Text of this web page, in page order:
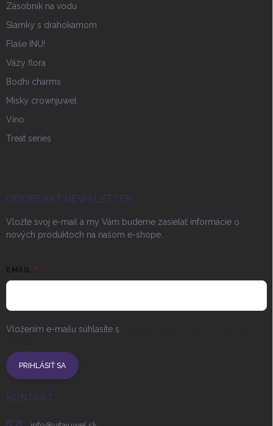
Zásobnik na vodu
Slamky s drahokamom
Flaše INU!
Vázy flora
Bodhi charms
Misky crownjuwel
Víno
Treat series
ODOBERAŤ NEWSLETTER
Vložte svoj e-mail a my Vám budeme zasielať informácie o
nových produktoch na našom e-shope.
EMAIL
Vložením e-mailu súhlasíte s
PRIHLÁSIŤ SA
KONTAKT